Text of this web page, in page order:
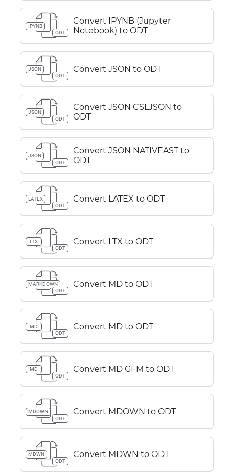
IPYNB
ODT
Convert IPYNB (Jupyter
Notebook) to ODT
JSON
ODT
Convert JSON to ODT
JSON
ODT
Convert JSON CSLJSON to
ODT
JSON
ODT
Convert JSON NATIVEAST to
ODT
LATEX
ODT
Convert LATEX to ODT
LTX
ODT
Convert LTX to ODT
MARKDOWN
ODT
Convert MD to ODT
MD
ODT
Convert MD to ODT
MD
ODT
Convert MD GFM to ODT
MDOWN
ODT
Convert MDOWN to ODT
MDWN
ODT
Convert MDWN to ODT